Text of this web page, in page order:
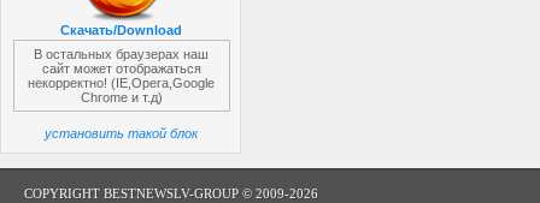
Скачать/Download
В остальных браузерах наш
сайт может отображаться
некорректно! (IE,Opera,Google
Chrome и т.д)
установить такой блок
COPYRIGHT BESTNEWSLV-GROUP © 2009-2026